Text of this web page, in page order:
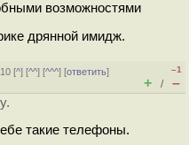
возможностями
дрянной имидж.
[^] [^^] [^^^] [ответить]
–1
+ / –
такие телефоны.